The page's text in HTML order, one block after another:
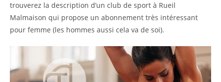
trouverez la description d’un club de sport à Rueil
Malmaison qui propose un abonnement très intéressant
pour femme (les hommes aussi cela va de soi).